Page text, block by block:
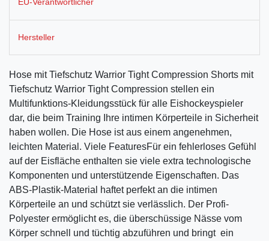
EU-Verantwortlicher
Hersteller
Hose mit Tiefschutz Warrior Tight Compression Shorts mit
Tiefschutz Warrior Tight Compression stellen ein
Multifunktions-Kleidungsstück für alle Eishockeyspieler
dar, die beim Training Ihre intimen Körperteile in Sicherheit
haben wollen. Die Hose ist aus einem angenehmen,
leichten Material. Viele FeaturesFür ein fehlerloses Gefühl
auf der Eisfläche enthalten sie viele extra technologische
Komponenten und unterstützende Eigenschaften. Das
ABS-Plastik-Material haftet perfekt an die intimen
Körperteile an und schützt sie verlässlich. Der Profi-
Polyester ermöglicht es, die überschüssige Nässe vom
Körper schnell und tüchtig abzuführen und bringt ein